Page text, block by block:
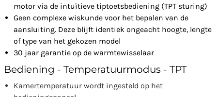
motor via de intuïtieve tiptoetsbediening (TPT sturing)
Geen complexe wiskunde voor het bepalen van de
aansluiting. Deze blijft identiek ongeacht hoogte, lengte
of type van het gekozen model
30 jaar garantie op de warmtewisselaar
Bediening - Temperatuurmodus - TPT
Kamertemperatuur wordt ingesteld op het